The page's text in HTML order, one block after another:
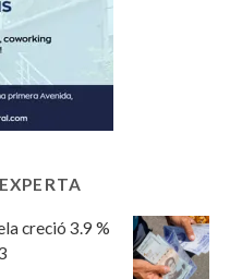
creció 3.9 %